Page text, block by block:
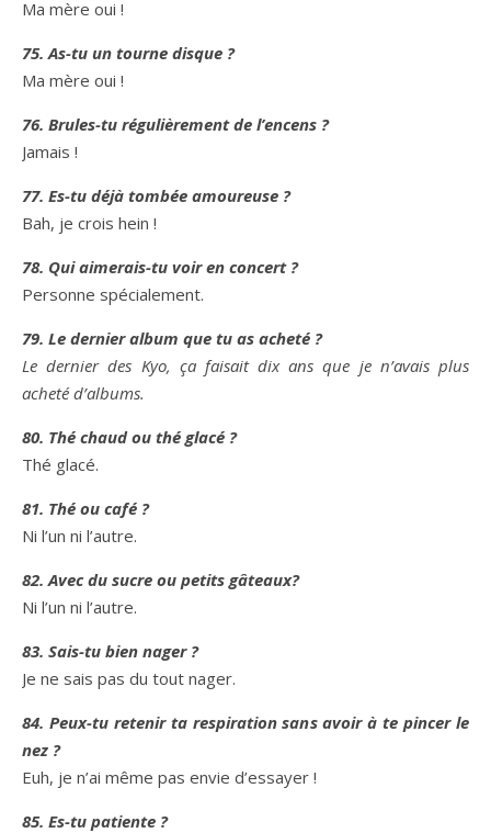
Ma mère oui !
75. As-tu un tourne disque ?
Ma mère oui !
76. Brules-tu régulièrement de l’encens ?
Jamais !
77. Es-tu déjà tombée amoureuse ?
Bah, je crois hein !
78. Qui aimerais-tu voir en concert ?
Personne spécialement.
79. Le dernier album que tu as acheté ?
Le dernier des Kyo, ça faisait dix ans que je n’avais plus
acheté d’albums.
80. Thé chaud ou thé glacé ?
Thé glacé.
81. Thé ou café ?
Ni l’un ni l’autre.
82. Avec du sucre ou petits gâteaux?
Ni l’un ni l’autre.
83. Sais-tu bien nager ?
Je ne sais pas du tout nager.
84. Peux-tu retenir ta respiration sans avoir à te pincer le
nez ?
Euh, je n’ai même pas envie d’essayer !
85. Es-tu patiente ?